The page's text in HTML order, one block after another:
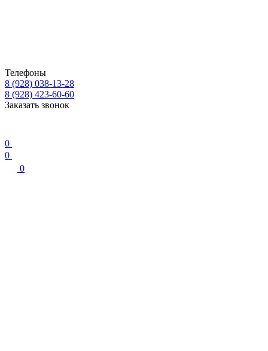
Телефоны
8 (928) 038-13-28
8 (928) 423-60-60
Заказать звонок
0
0
0